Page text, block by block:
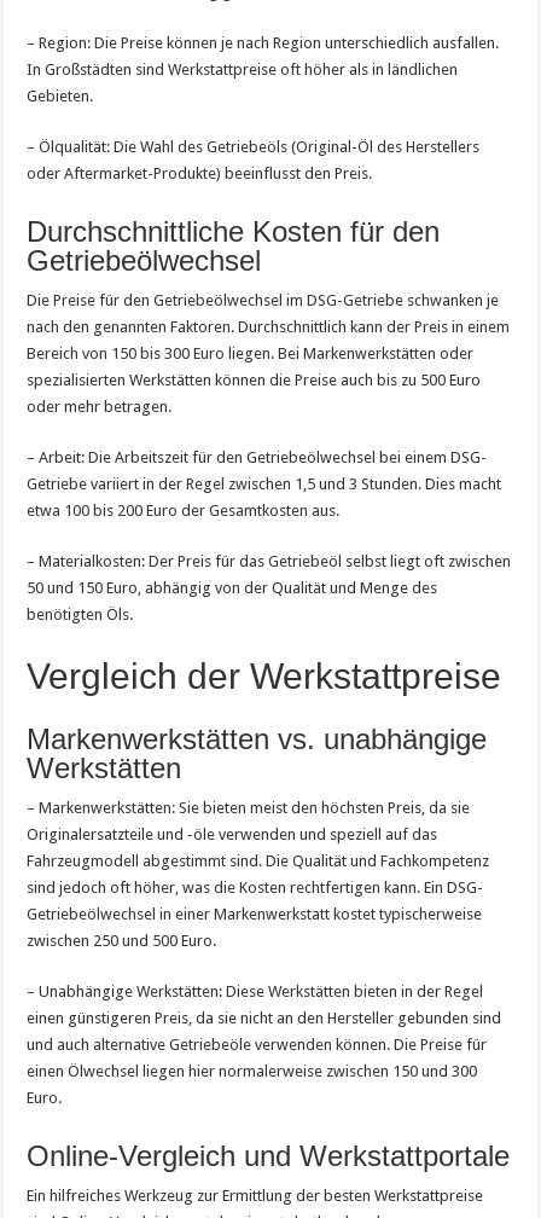
– Region: Die Preise können je nach Region unterschiedlich ausfallen.
In Großstädten sind Werkstattpreise oft höher als in ländlichen
Gebieten.
– Ölqualität: Die Wahl des Getriebeöls (Original-Öl des Herstellers
oder Aftermarket-Produkte) beeinflusst den Preis.
Durchschnittliche Kosten für den
Getriebeölwechsel
Die Preise für den Getriebeölwechsel im DSG-Getriebe schwanken je
nach den genannten Faktoren. Durchschnittlich kann der Preis in einem
Bereich von 150 bis 300 Euro liegen. Bei Markenwerkstätten oder
spezialisierten Werkstätten können die Preise auch bis zu 500 Euro
oder mehr betragen.
– Arbeit: Die Arbeitszeit für den Getriebeölwechsel bei einem DSG-
Getriebe variiert in der Regel zwischen 1,5 und 3 Stunden. Dies macht
etwa 100 bis 200 Euro der Gesamtkosten aus.
– Materialkosten: Der Preis für das Getriebeöl selbst liegt oft zwischen
50 und 150 Euro, abhängig von der Qualität und Menge des
benötigten Öls.
Vergleich der Werkstattpreise
Markenwerkstätten vs. unabhängige
Werkstätten
– Markenwerkstätten: Sie bieten meist den höchsten Preis, da sie
Originalersatzteile und -öle verwenden und speziell auf das
Fahrzeugmodell abgestimmt sind. Die Qualität und Fachkompetenz
sind jedoch oft höher, was die Kosten rechtfertigen kann. Ein DSG-
Getriebeölwechsel in einer Markenwerkstatt kostet typischerweise
zwischen 250 und 500 Euro.
– Unabhängige Werkstätten: Diese Werkstätten bieten in der Regel
einen günstigeren Preis, da sie nicht an den Hersteller gebunden sind
und auch alternative Getriebeöle verwenden können. Die Preise für
einen Ölwechsel liegen hier normalerweise zwischen 150 und 300
Euro.
Online-Vergleich und Werkstattportale
Ein hilfreiches Werkzeug zur Ermittlung der besten Werkstattpreise